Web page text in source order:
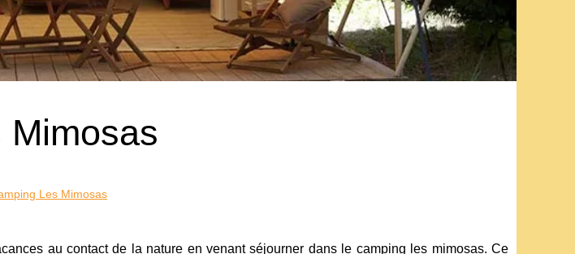
Mimosas
Les Mimosas
au contact de la nature en venant séjourner dans le camping les mimosas. Ce